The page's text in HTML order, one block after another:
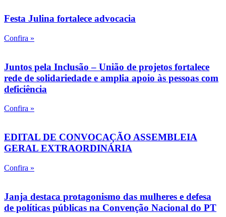
Festa Julina fortalece advocacia
Confira »
Juntos pela Inclusão – União de projetos fortalece
rede de solidariedade e amplia apoio às pessoas com
deficiência
Confira »
EDITAL DE CONVOCAÇÃO ASSEMBLEIA
GERAL EXTRAORDINÁRIA
Confira »
Janja destaca protagonismo das mulheres e defesa
de políticas públicas na Convenção Nacional do PT